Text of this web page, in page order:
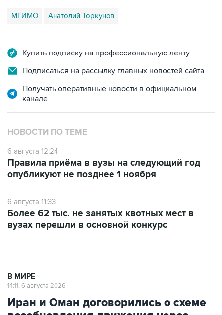
Подписаться на рассылку главных новостей сайта
Получать оперативные новости в официальном
НОВОСТИ ПО ТЕМЕ
6 августа 12:24
опубликуют не позднее 1 ноября
6 августа 11:33
вузах перешли в основной конкурс
Иран и Оман договорились о схеме
возобновления движения через
Ормузский пролив на 60 дней